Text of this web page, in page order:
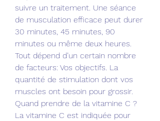
suivre un traitement. Une séance
de musculation efficace peut durer
30 minutes, 45 minutes, 90
minutes ou même deux heures.
Tout dépend d’un certain nombre
de facteurs: Vos objectifs. La
quantité de stimulation dont vos
muscles ont besoin pour grossir.
Quand prendre de la vitamine C ?
La vitamine C est indiquée pour